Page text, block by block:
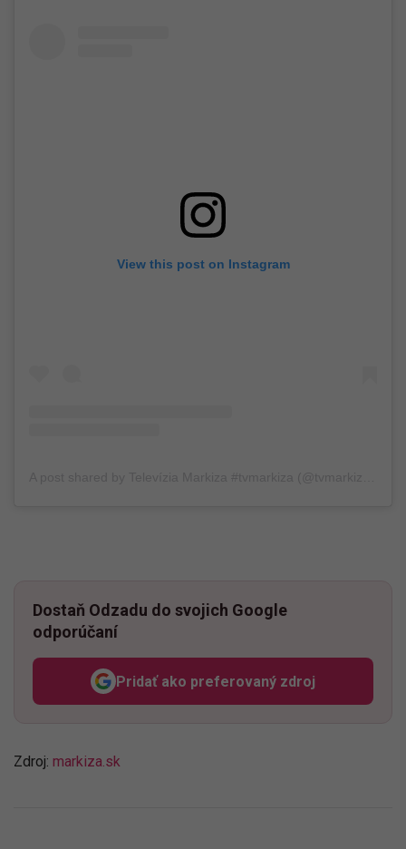
View this post on Instagram
Dostaň Odzadu do svojich Google
odporúčaní
Pridať ako preferovaný zdroj
Odzadu, odkaz sa otvorí v
Zdroj: markiza.sk